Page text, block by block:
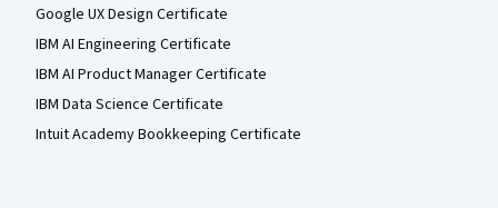
Google UX Design Certificate
IBM AI Engineering Certificate
IBM AI Product Manager Certificate
IBM Data Science Certificate
Intuit Academy Bookkeeping Certificate